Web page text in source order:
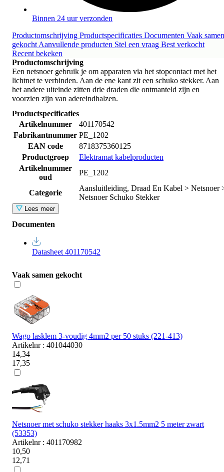
Binnen 24 uur verzonden
Productomschrijving Productspecificaties Documenten Vaak samen
gekocht Aanvullende producten Stel een vraag Best verkocht
Recent bekeken
Productomschrijving
Een netsnoer gebruik je om apparaten via het stopcontact met het
lichtnet te verbinden. Aan de ene kant zit een schuko stekker. Aan
het andere uiteinde zitten drie draden die ontmanteld zijn en
voorzien zijn van adereindhalzen.
Productspecificaties
Artikelnummer
401170542
Fabrikantnummer PE_1202
EAN code
8718375360125
Productgroep
Elektramat kabelproducten
Artikelnummer
oud
PE_1202
Categorie
Aansluitleiding, Draad En Kabel > Netsnoer
Netsnoer Schuko Stekker
Lees meer
Documenten
Datasheet 401170542
Vaak samen gekocht
Wago lasklem 3-voudig 4mm2 per 50 stuks (221-413)
Artikelnr : 401044030
14,34
17,35
Netsnoer met schuko stekker haaks 3x1.5mm2 5 meter zwart
(53353)
Artikelnr : 401170982
10,50
12,71